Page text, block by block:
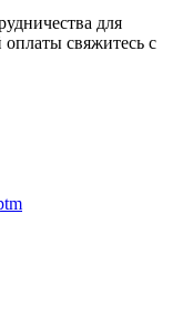
для
свяжитесь с